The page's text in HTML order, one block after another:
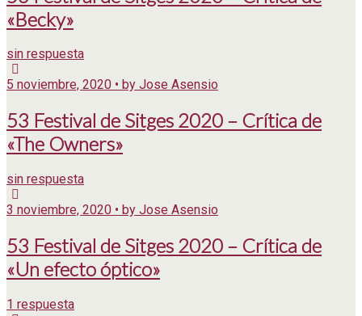
«Becky»
sin respuesta
5 noviembre, 2020 • by Jose Asensio
53 Festival de Sitges 2020 – Crítica de
«The Owners»
sin respuesta
3 noviembre, 2020 • by Jose Asensio
53 Festival de Sitges 2020 – Crítica de
«Un efecto óptico»
1 respuesta